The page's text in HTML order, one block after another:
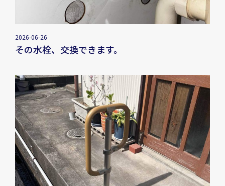
2026-06-26
その水栓、交換できます。